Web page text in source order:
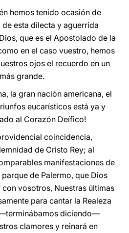
hemos tenido ocasión de
esta dilecta y aguerrida
que es el Apostolado de la
en el caso vuestro, hemos
ojos el recuerdo en un
grande.
la gran nación americana, el
eucarísticos está ya y
al Corazón Deífico!
coincidencia,
de Cristo Rey; al
manifestaciones de
de Palermo, que Dios
vosotros, Nuestras últimas
para cantar la Realeza
diciendo—
clamores y reinará en